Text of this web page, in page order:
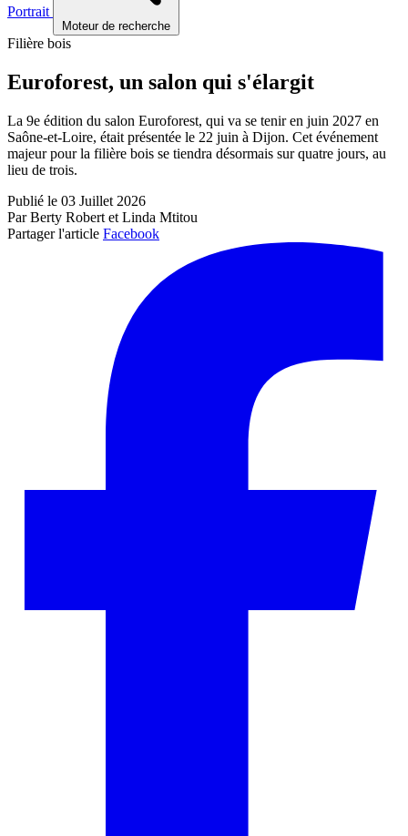
Portrait
Moteur de recherche
Filière bois
Euroforest, un salon qui s'élargit
La 9e édition du salon Euroforest, qui va se tenir en juin 2027 en
Saône-et-Loire, était présentée le 22 juin à Dijon. Cet événement
majeur pour la filière bois se tiendra désormais sur quatre jours, au
lieu de trois.
Publié le 03 Juillet 2026
Par Berty Robert et Linda Mtitou
Partager l'article Facebook